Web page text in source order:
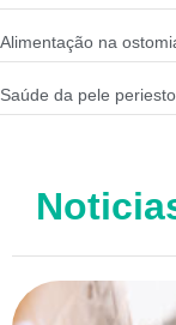
Alimentação na
Saúde da pele